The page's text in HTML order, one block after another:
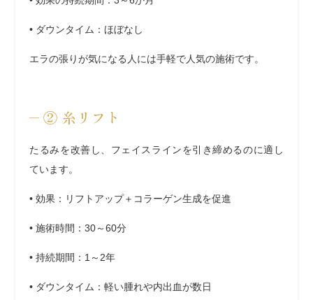
• ダウンタイム ：ほぼなし
エラの張りが気になる人には手軽で人気の施術です。
② 糸リフト
たるみを改善し、フェイスラインを引き締めるのに適し
ています。
• 効果 ：リフトアップ＋コラーゲン生成を促進
• 施術時間 ：30～60分
• 持続期間 ：1～2年
• ダウンタイム ：軽い腫れや内出血が数日